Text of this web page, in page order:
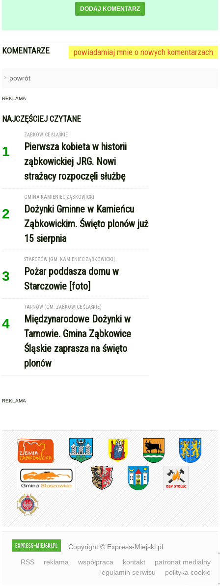
DODAJ KOMENTARZ
KOMENTARZE powiadamiaj mnie o nowych komentarzach
powrót
REKLAMA
NAJCZĘŚCIEJ CZYTANE
1
ZĄBKOWICE ŚLĄSKIE
Pierwsza kobieta w historii
ząbkowickiej JRG. Nowi
strażacy rozpoczęli służbę
2
GMINA KAMIENIEC ZĄBKOWICKI
Dożynki Gminne w Kamieńcu
Ząbkowickim. Święto plonów już
15 sierpnia
3
STARCZÓW [GM. KAMIENIEC ZĄBKOWICKI]
Pożar poddasza domu w
Starczowie [foto]
4
TARNÓW (GM. ZĄBKOWICE ŚLĄSKIE)
Międzynarodowe Dożynki w
Tarnowie. Gmina Ząbkowice
Śląskie zaprasza na święto
plonów
REKLAMA
Copyright © Express-Miejski.pl
RSS
reklama współpraca kontakt
patronat medialny
regulamin serwisu
polityka cookie